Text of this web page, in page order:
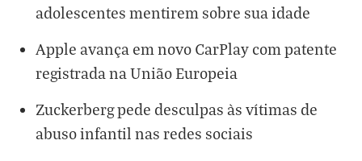
adolescentes mentirem sobre sua idade
Apple avança em novo CarPlay com patente
registrada na União Europeia
Zuckerberg pede desculpas às vítimas de
abuso infantil nas redes sociais